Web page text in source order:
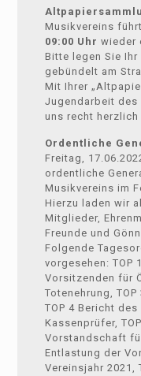
Musikvereins
09:00 Uhr wieder
Bitte legen Sie
gebündelt am
Mit Ihrer
Jugendarbeit des
uns recht
Ordentliche
Freitag,
ordentliche
Musikvereins im
Hierzu laden wir
Mitglieder,
Freunde und
Folgende
vorgesehen: TOP
Vorsitzenden für
Totenehrung,
TOP 4 Bericht
Kassenprüfer,
Vorstandschaft
Entlastung der
Vereinsjahr 2021,